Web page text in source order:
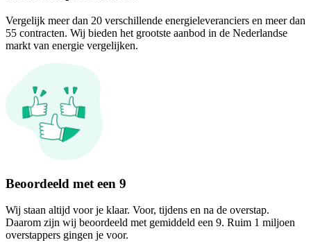
Vergelijk meer dan 20 verschillende energieleveranciers en meer dan
55 contracten. Wij bieden het grootste aanbod in de Nederlandse
markt van energie vergelijken.
Beoordeeld met een 9
Wij staan altijd voor je klaar. Voor, tijdens en na de overstap.
Daarom zijn wij beoordeeld met gemiddeld een 9. Ruim 1 miljoen
overstappers gingen je voor.